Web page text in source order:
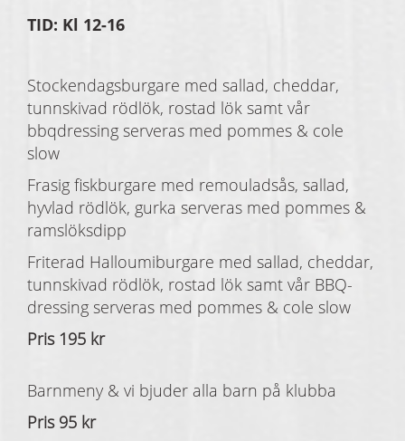
TID: Kl 12-16
Stockendagsburgare med sallad, cheddar,
tunnskivad rödlök, rostad lök samt vår
bbqdressing serveras med pommes & cole
slow
Frasig fiskburgare med remouladsås, sallad,
hyvlad rödlök, gurka serveras med pommes &
ramslöksdipp
Friterad Halloumiburgare med sallad, cheddar,
tunnskivad rödlök, rostad lök samt vår BBQ-
dressing serveras med pommes & cole slow
Pris 195 kr
Barnmeny & vi bjuder alla barn på klubba
Pris 95 kr